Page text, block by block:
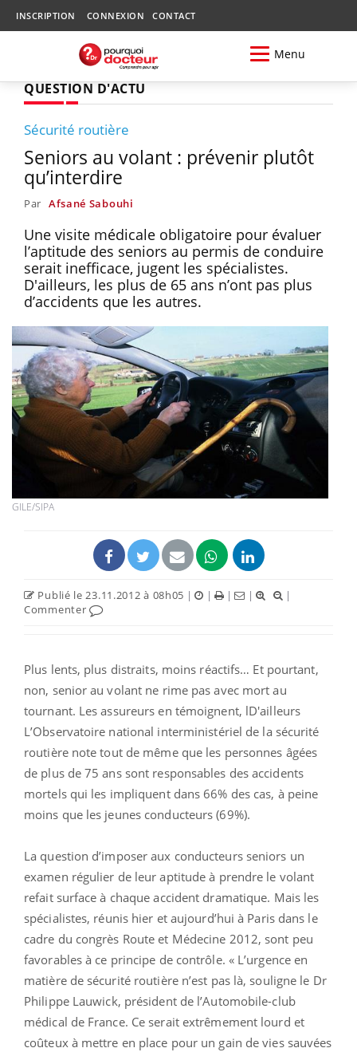
INSCRIPTION CONNEXION CONTACT
Menu
QUESTION D'ACTU
Sécurité routière
Seniors au volant : prévenir plutôt
qu’interdire
Par Afsané Sabouhi
Une visite médicale obligatoire pour évaluer
l’aptitude des seniors au permis de conduire
serait inefficace, jugent les spécialistes.
D'ailleurs, les plus de 65 ans n’ont pas plus
d’accidents que les autres.
GILE/SIPA
Publié le 23.11.2012 à 08h05 | | | |
|
Commenter
Plus lents, plus distraits, moins réactifs… Et pourtant,
non, senior au volant ne rime pas avec mort au
tournant. Les assureurs en témoignent, lD'ailleurs
L’Observatoire national interministériel de la sécurité
routière note tout de même que les personnes âgées
de plus de 75 ans sont responsables des accidents
mortels qui les impliquent dans 66% des cas, à peine
moins que les jeunes conducteurs (69%).
La question d’imposer aux conducteurs seniors un
examen régulier de leur aptitude à prendre le volant
refait surface à chaque accident dramatique. Mais les
spécialistes, réunis hier et aujourd’hui à Paris dans le
cadre du congrès Route et Médecine 2012, sont peu
favorables à ce principe de contrôle. « L’urgence en
matière de sécurité routière n’est pas là, souligne le Dr
Philippe Lauwick, président de l’Automobile-club
médical de France. Ce serait extrêmement lourd et
coûteux à mettre en place pour un gain de vies sauvées